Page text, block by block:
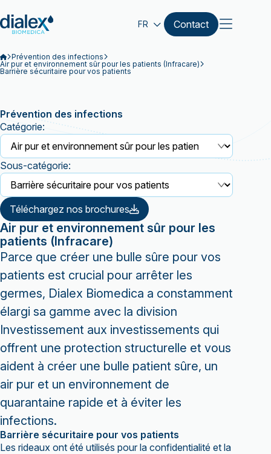
FR Contact
Prévention des infections
Air pur et environnement sûr pour les patients (Infracare)
Barrière sécuritaire pour vos patients
Prévention des infections
Catégorie:
Sous-catégorie:
Téléchargez nos brochures
Air pur et environnement sûr pour les
patients (Infracare)
Parce que créer une bulle sûre pour vos
patients est crucial pour arrêter les
germes, Dialex Biomedica a constamment
élargi sa gamme avec la division
Investissement aux investissements qui
offrent une protection structurelle et vous
aident à créer une bulle patient sûre, un
air pur et un environnement de
quarantaine rapide et à éviter les
infections.
Barrière sécuritaire pour vos patients
Les rideaux ont été utilisés pour la confidentialité et la